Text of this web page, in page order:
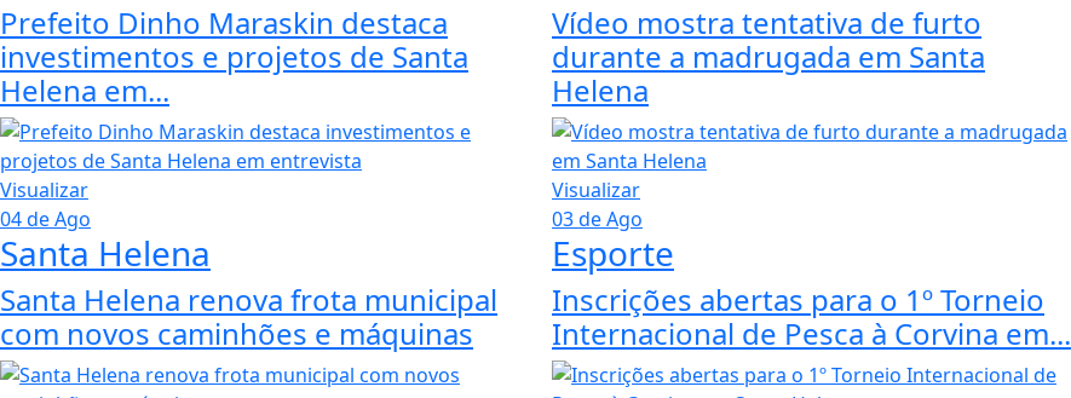
Prefeito Dinho Maraskin destaca
investimentos e projetos de Santa
Helena em...
Visualizar
Vídeo mostra tentativa de furto
durante a madrugada em Santa
Helena
Visualizar
04 de Ago
Santa Helena
Santa Helena renova frota municipal
com novos caminhões e máquinas
03 de Ago
Esporte
Inscrições abertas para o 1º Torneio
Internacional de Pesca à Corvina em...